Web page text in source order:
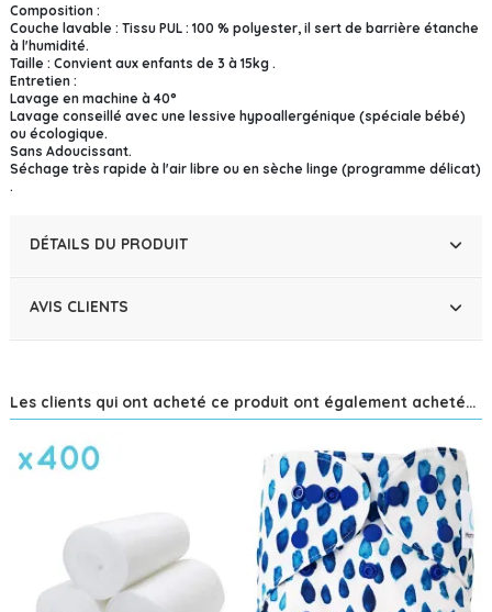
Composition :
Couche lavable : Tissu PUL : 100 % polyester, il sert de barrière étanche
à l'humidité.
Taille : Convient aux enfants de 3 à 15kg .
Entretien :
Lavage en machine à 40°
Lavage conseillé avec une lessive hypoallergénique (spéciale bébé)
ou écologique.
Sans Adoucissant.
Séchage très rapide à l'air libre ou en sèche linge (programme délicat)
.
DÉTAILS DU PRODUIT
AVIS CLIENTS
Les clients qui ont acheté ce produit ont également acheté...